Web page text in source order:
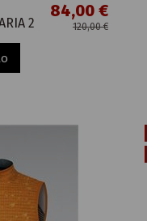
2
84,00 €
120,00 €